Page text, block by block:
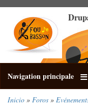
contenido
principal
Navigation principale
Inicio Foros